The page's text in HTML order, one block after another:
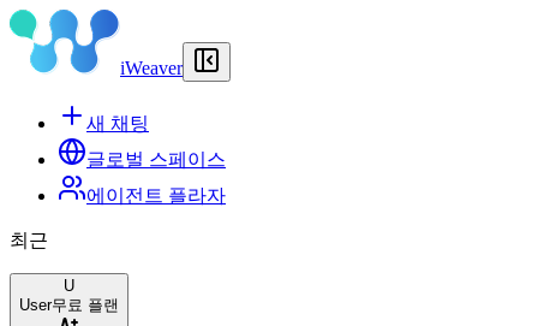
iWeaver
새 채팅
글로벌 스페이스
에이전트 플라자
최근
U
User무료 플랜